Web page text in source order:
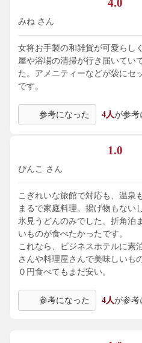
4.0
みね さん
女将お手製の和雑貨が可愛らし
屋や浴場の清掃が行き届いてい
た。アメニティーなどが袋にセ
です。
参考になった 4人が参考
1.0
ぴんこ さん
こぎれいな旅館で対応も、温泉
まるで家庭料理。揚げ物もない
氷見うどんのみでした。折角泊
いものが食べたかったです。
これなら、ビジネスホテルに素
さんや料理屋さんで美味しいも
０円食べてもまだ安い。
参考になった 4人が参考